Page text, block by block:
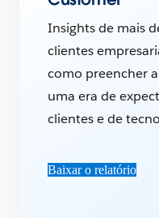
Insights de mais
clientes
como preencher
uma era de
clientes e de
Baixar o relatório